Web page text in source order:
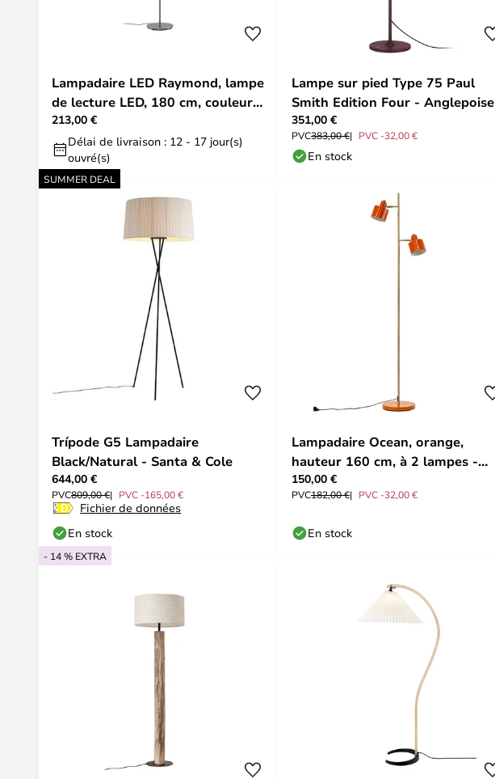
Lampadaire LED Raymond, lampe
de lecture LED, 180 cm, couleur
titane, métal,
213,00 €
Délai de livraison : 12 - 17 jour(s)
ouvré(s)
Lampe sur pied Type 75 Paul
Smith Edition Four - Anglepoise
351,00 €
PVC383,00 € PVC -32,00 €
En stock
SUMMER DEAL
Trípode G5 Lampadaire
Black/Natural - Santa & Cole
644,00 €
PVC809,00 € PVC -165,00 €
Fichier de données
En stock
Lampadaire Ocean, orange,
hauteur 160 cm, à 2 lampes -
Dyberg Larsen
150,00 €
PVC182,00 € PVC -32,00 €
En stock
- 14 % EXTRA